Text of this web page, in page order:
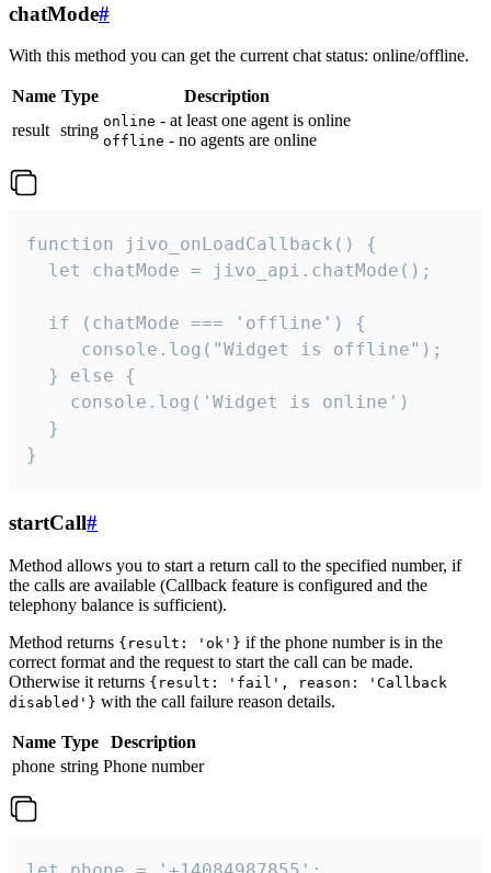
chatMode#
With this method you can get the current chat status: online/offline.
Name Type
Description
result string online - at least one agent is online
offline - no agents are online
function jivo_onLoadCallback() {
  let chatMode = jivo_api.chatMode();
  if (chatMode === 'offline') {
     console.log("Widget is offline");
  } else {
    console.log('Widget is online')
  }
}
startCall#
Method allows you to start a return call to the specified number, if
the calls are available (Callback feature is configured and the
telephony balance is sufficient).
Method returns {result: 'ok'} if the phone number is in the
correct format and the request to start the call can be made.
Otherwise it returns {result: 'fail', reason: 'Callback
disabled'} with the call failure reason details.
Name Type
Description
phone string Phone number